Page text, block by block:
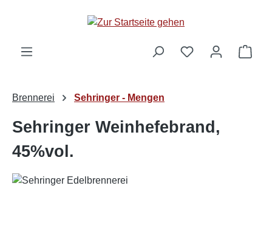
Brennerei Sehringer - Mengen
Sehringer Weinhefebrand,
45%vol.